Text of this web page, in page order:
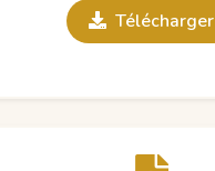
Télécharger